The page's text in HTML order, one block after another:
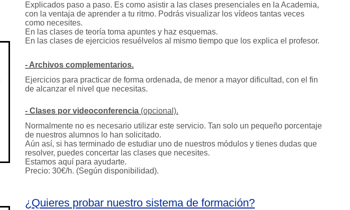
Explicados paso a paso. Es como asistir a las clases presenciales en la Academia,
con la ventaja de aprender a tu ritmo. Podrás visualizar los vídeos tantas veces
como necesites.
En las clases de teoría toma apuntes y haz esquemas.
En las clases de ejercicios resuélvelos al mismo tiempo que los explica el profesor.
- Archivos complementarios.
Ejercicios para practicar de forma ordenada, de menor a mayor dificultad, con el fin
de alcanzar el nivel que necesitas.
- Clases por videoconferencia (opcional).
Normalmente no es necesario utilizar este servicio. Tan solo un pequeño porcentaje
de nuestros alumnos lo han solicitado.
Aún así, si has terminado de estudiar uno de nuestros módulos y tienes dudas que
resolver, puedes concertar las clases que necesites.
Estamos aquí para ayudarte.
Precio: 30€/h. (Según disponibilidad).
¿Quieres probar nuestro sistema de formación?